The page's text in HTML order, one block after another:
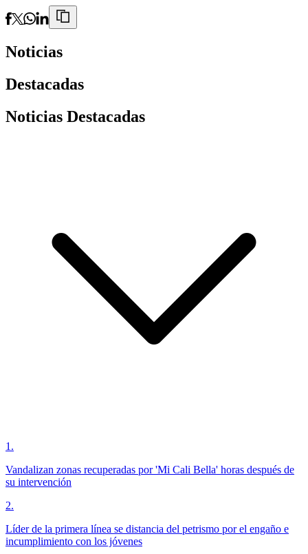
Noticias
Destacadas
Noticias Destacadas
1 .
Vandalizan zonas recuperadas por 'Mi Cali Bella' horas después de
su intervención
2.
Líder de la primera línea se distancia del petrismo por el engaño e
incumplimiento con los jóvenes